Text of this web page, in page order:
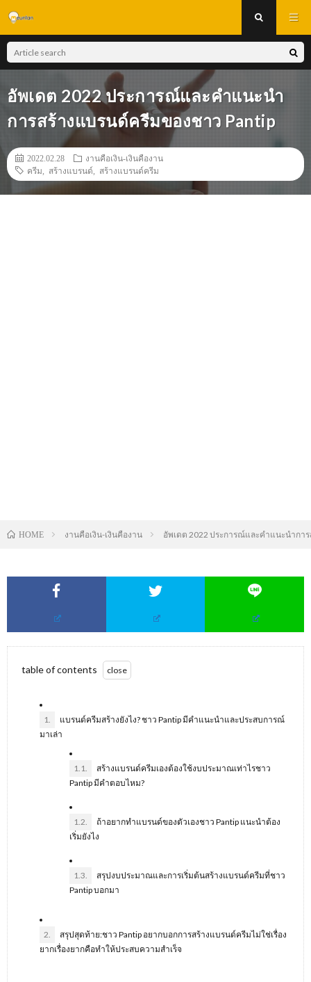
อัพเดต 2022 ประการณ์และคำแนะนำ
การสร้างแบรนด์ครีมของชาว Pantip
2022.02.28
งานคือเงิน-เงินคืองาน
ครีม
สร้างแบรนด์ สร้างแบรนด์ครีม
HOME งานคือเงิน-เงินคืองาน อัพเดต 2022 ประการณ์และคำแนะนำกา
table of contents
1.
แบรนด์ครีมสร้างยังไง? ชาว Pantip มีคำแนะนำและประสบการณ์
มาเล่า
1.1.
สร้างแบรนด์ครีมเองต้องใช้งบประมาณเท่าไรชาว
Pantip มีคำตอบไหม?
1.2.
ถ้าอยากทำแบรนด์ของตัวเองชาว Pantip แนะนำต้อง
เริ่มยังไง
1.3.
สรุปงบประมาณและการเริ่มต้นสร้างแบรนด์ครีมที่ชาว
Pantip บอกมา
2.
สรุปสุดท้าย:ชาว Pantip อยากบอกการสร้างแบรนด์ครีมไม่ใช่เรื่อง
ยากเรื่องยากคือทำให้ประสบความสำเร็จ